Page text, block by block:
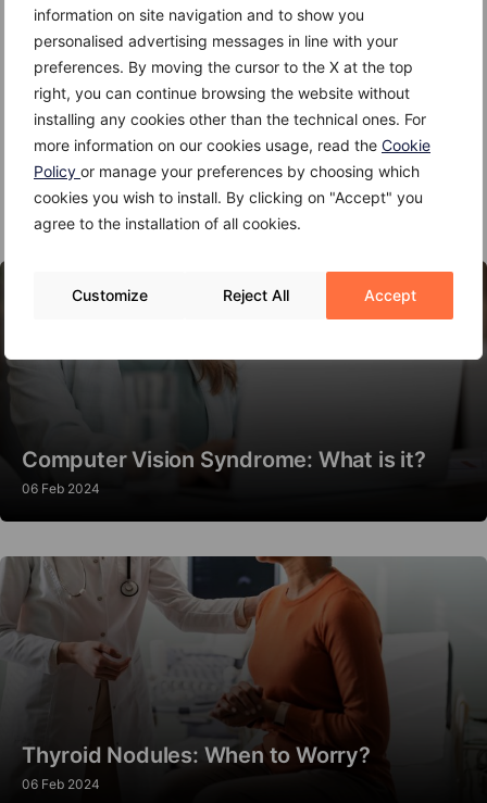
information on site navigation and to show you
personalised advertising messages in line with your
preferences. By moving the cursor to the X at the top
right, you can continue browsing the website without
installing any cookies other than the technical ones. For
more information on our cookies usage, read the Cookie
Policy or manage your preferences by choosing which
cookies you wish to install. By clicking on "Accept" you
agree to the installation of all cookies.
Customize Reject All Accept
Disclaimer
Le informazioni riportate rappresentano indicazioni
generali e non sostituiscono in alcun modo il parere
medico. Per garantirsi un’alimentazione sana ed
equilibrata è sempre bene affidarsi ai consigli del
proprio medico curante o di un esperto di nutrizione.
Computer Vision Syndrome: What is it?
06 Feb 2024
Thyroid Nodules: When to Worry?
06 Feb 2024